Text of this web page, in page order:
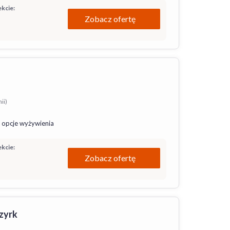
Zobacz ofertę
opcje wyżywienia
Zobacz ofertę